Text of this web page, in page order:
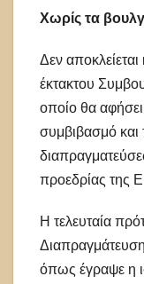
Χωρίς τα
Δεν
έκτακτου
οποίο θα
συμβιβασμό και
προεδρίας της
Η τελευταία
όπως έγραψε η